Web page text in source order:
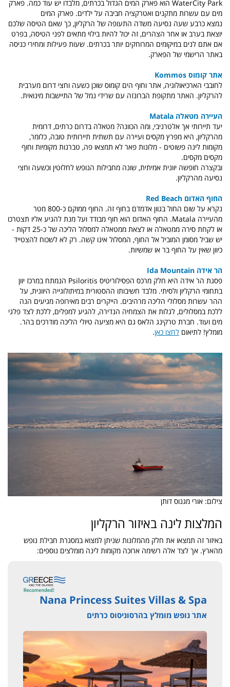
WaterCity Park הוא פארק המים הגדול בכרתים, מלבדו יש עוד כמה. פארק
מים עם עשרות מתקנים ואטרקציה חביבה על ילדים. פארק המים
נמצא כרבע שעה נסיעה משדה התעופה של הרקליון, כך שאם הטיסה שלכם
יוצאת בערב או אחר הצהרים, זה יכול להיות בילוי מתאים לפני הטיסה, בפרט
אם אתם לנים במיקומים המרוחקים יותר בכרתים. שעות פעילות ומחירי כניסה
באתר הרישמי של הפארק.
אתר קומוס Kommos
לחובבי הארכיאולוגיה, אתר וחוף הים קומוס שוכן כשעה וחצי דרום מערבית
להרקליון. האתר מתקופת הברונזה עם שרידי נמל של התיישבות מינואית.
העיירה מטאלה Matala
יעד תיירותי אך אלטרניבי, ומה הכוונה? מטאלה בדרום כרתים, דרומית
מהרקליון, היא מפרץ מקסים ועיירה עם תשתית תיירותית טובה, כלומר,
מקומות לינה פשוטים - מלונות פאר לא תמצאו פה, טברנות מקומיות וחוף
מקסים מקסים.
ובקצרה חופשה יוונית אמיתית, שונה מחבילות הנופש לחלוטין וכשעה וחצי
נסיעה מהרקליון.
החוף האדום Red Beach
נקרא על שום החול בגוון אדמדם בחוף זה. החוף ממוקם כ-800 מטר
מהעיירה Matala. החוף האדום הוא חוף מבודד ועל מנת להגיע אליו תצטרכו
או לקחת סירה ממטאלה או לצאת ממטאלה למסלול הליכה של כ-25 דקות -
יש שביל מסומן המוביל אל החוף, המסלול אינו קשה. רק לא לשכוח להצטייד
כיוון שאין על החוף בר או שמשיות.
הר אידה Ida Mountain
פסגת הר אידה היא חלק מרכס הפסילוריטיס Psiloritis הנמתח במרכז יוון
בתחומי הרקליון ולסיתי. מלבד חשיבותו ההסטורית במיתולוגייה היוונית, על
ההר עשרות מסלולי הליכה מרהיבים. הייקרים רבים מאירופה מגיעים הנה
ללכת במסלולים, לגלות את הצמחיה הנדירה, להגיע למפלים, ללכת לצד פלגי
מים ועוד. חברת טרקינג הלאס גם היא מציעה טיולי הליכה מודרכים בהר.
מומלץ! לתיאום לחצו כאן.
צילום: אורי מגנוס דותן
המלצות לינה באיזור הרקליון
באיזור זה תמצאו את חלק מהמלונות שניתן למצוא במסגרת חבילת נופש
מהארץ. אך לצד אלה רשימה ארוכה מקומות לינה מומלצים נוספים:
Nana Princess Suites Villas & Spa
אתר נופש מומלץ בהרסוניסוס כרתים